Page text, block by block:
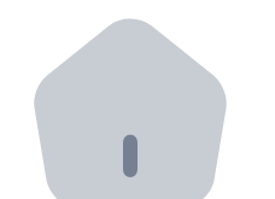
Distributeurs
Intégrez un ATM
API Bitnovo
Intégrez notre API dans